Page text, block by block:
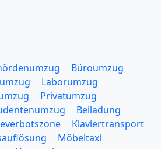
Büroumzug
Laborumzug
Privatumzug
Beiladung
Klaviertransport
Möbeltaxi